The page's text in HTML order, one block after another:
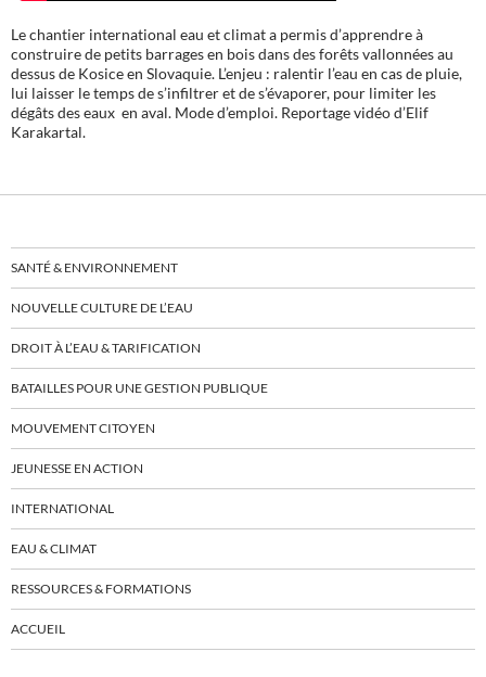
Le chantier international eau et climat a permis d’apprendre à
construire de petits barrages en bois dans des forêts vallonnées au
dessus de Kosice en Slovaquie. L’enjeu : ralentir l’eau en cas de pluie,
lui laisser le temps de s’infiltrer et de s’évaporer, pour limiter les
dégâts des eaux en aval. Mode d’emploi. Reportage vidéo d’Elif
Karakartal.
SANTÉ & ENVIRONNEMENT
NOUVELLE CULTURE DE L’EAU
DROIT À L’EAU & TARIFICATION
BATAILLES POUR UNE GESTION PUBLIQUE
MOUVEMENT CITOYEN
JEUNESSE EN ACTION
INTERNATIONAL
EAU & CLIMAT
RESSOURCES & FORMATIONS
ACCUEIL